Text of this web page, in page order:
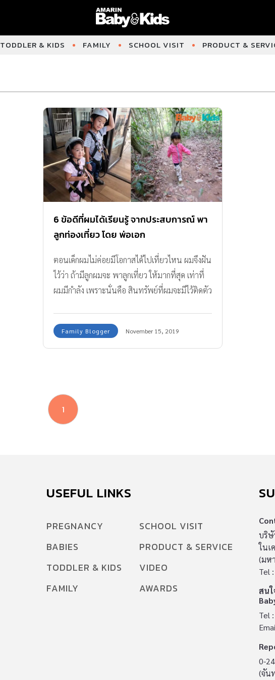
TODDLER & KIDS FAMILY SCHOOL VISIT PRODUCT &
6 ข้อดีที่ผมได้เรียนรู้ จากประสบการณ์ พา
ลูกท่องเที่ยว โดย พ่อเอก
ตอนเด็กผมไม่ค่อยมีโอกาสได้ไปเที่ยวไหน ผมจึงฝัน
ไว้ว่า ถ้ามีลูกผมจะ พาลูกเที่ยว ให้มากที่สุด เท่าที่
ผมมีกำลัง เพราะนั่นคือ สินทรัพย์ที่ผมจะมีไว้ติดตัว
Family Blogger November 15, 2019
1
USEFUL LINKS
PREGNANCY
BABIES
TODDLER & KIDS
FAMILY
SCHOOL VISIT
PRODUCT & SERVICE
VIDEO
AWARDS
บริษั
ในเ
(มห
Tel
สน
Tel
0-
(จัน